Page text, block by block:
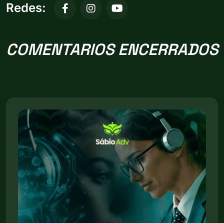
Redes:
COMENTARIOS ENCERRADOS